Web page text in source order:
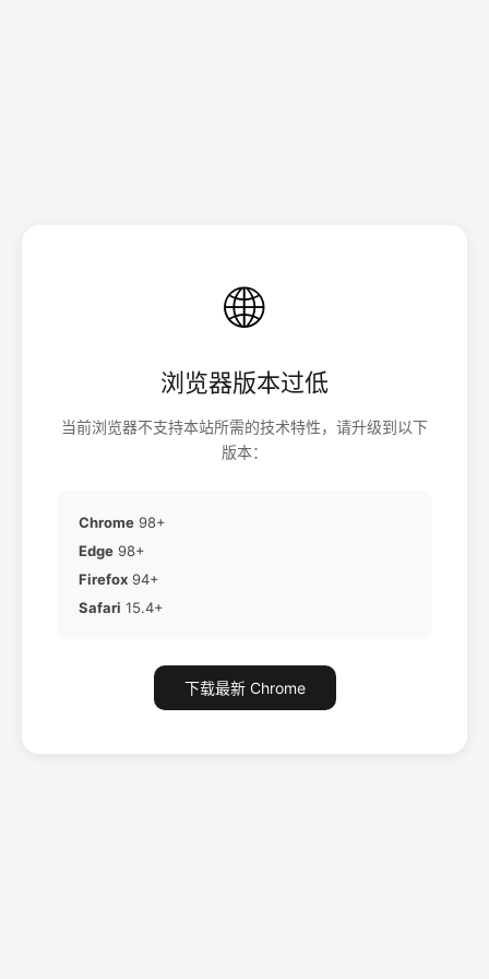
🌐
浏览器版本过低
当前浏览器不支持本站所需的技术特性，请升级到以下
版本：
Chrome 98+
Edge 98+
Firefox 94+
Safari 15.4+
下载最新 Chrome